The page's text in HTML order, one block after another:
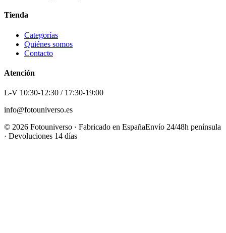
Tienda
Categorías
Quiénes somos
Contacto
Atención
L-V 10:30-12:30 / 17:30-19:00
info@fotouniverso.es
© 2026 Fotouniverso · Fabricado en EspañaEnvío 24/48h península
· Devoluciones 14 días